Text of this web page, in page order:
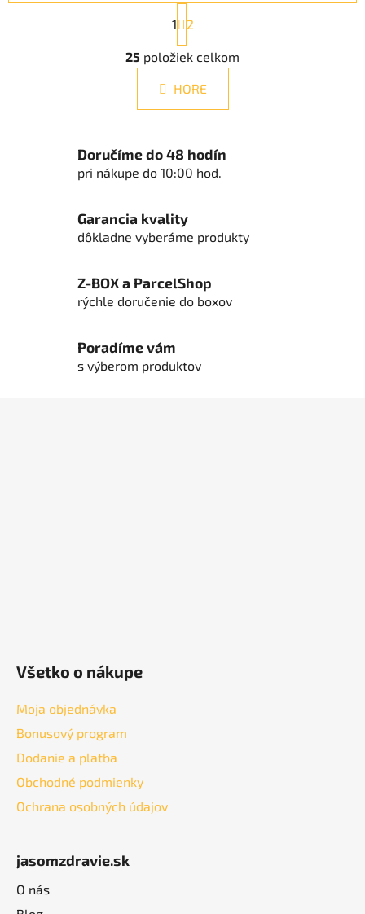
O
v
l
á
d
c
i
r
v
y
v
ý
s
S
t
r
á
n
k
n
i
e
1 2
25 položiek celkom
HORE
Doručíme do 48 hodín
pri nákupe do 10:00 hod.
Garancia kvality
dôkladne vyberáme produkty
Z-BOX a ParcelShop
rýchle doručenie do boxov
Poradíme vám
s výberom produktov
Všetko o nákupe
Moja objednávka
Bonusový program
Dodanie a platba
Obchodné podmienky
Ochrana osobných údajov
jasomzdravie.sk
O nás